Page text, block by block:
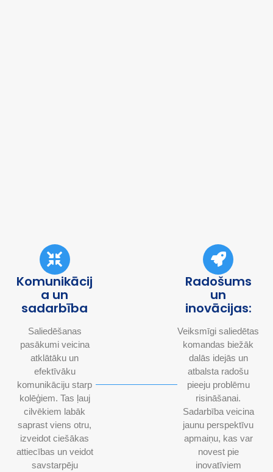
Komunikācij
a un
sadarbība
Saliedēšanas
pasākumi veicina
atklātāku un
efektīvāku
komunikāciju starp
kolēģiem. Tas ļauj
cilvēkiem labāk
saprast viens otru,
izveidot ciešākas
attiecības un veidot
savstarpēju
Radošums
un
inovācijas:
Veiksmīgi saliedētas
komandas biežāk
dalās idejās un
atbalsta radošu
pieeju problēmu
risināšanai.
Sadarbība veicina
jaunu perspektīvu
apmaiņu, kas var
novest pie
inovatīviem